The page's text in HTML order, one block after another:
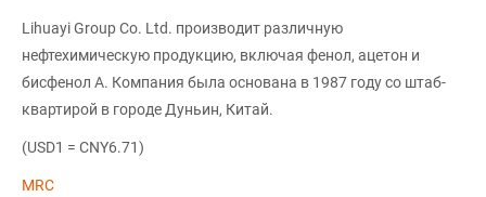
Lihuayi Group Co. Ltd. производит различную
нефтехимическую продукцию, включая фенол, ацетон и
бисфенол А. Компания была основана в 1987 году со штаб-
квартирой в городе Дуньин, Китай.
(USD1 = CNY6.71)
MRC